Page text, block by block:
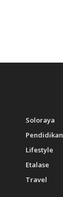
Soloraya
Pendidikan
Lifestyle
Etalase
Travel